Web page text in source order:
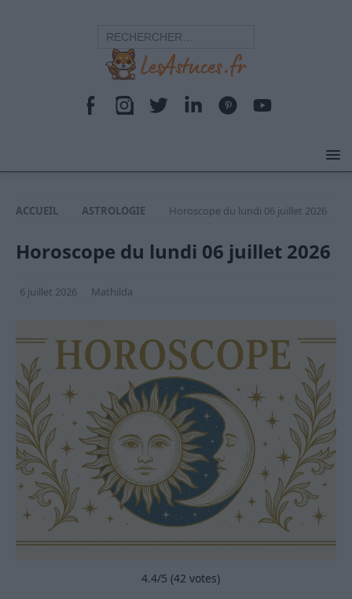
ACCUEIL ASTROLOGIE Horoscope du lundi 06 juillet 2026
Horoscope du lundi 06 juillet 2026
6 juillet 2026 Mathilda
4.4/5 (42 votes)